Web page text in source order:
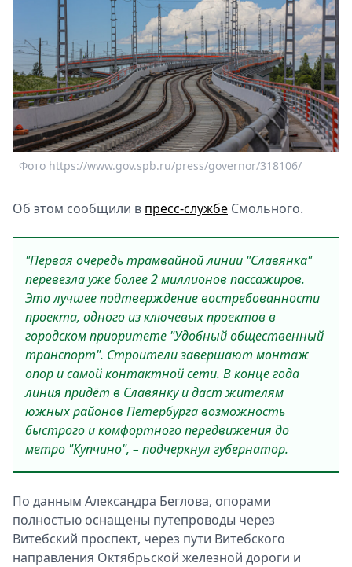
Metro
Стримы
Спецпроекты
Звезды
Выборы
2026
Скачай
Metro
Фото https://www.gov.spb.ru/press/governor/318106/
Об этом сообщили в пресс-службе Смольного.
"Первая очередь трамвайной линии "Славянка"
перевезла уже более 2 миллионов пассажиров.
Это лучшее подтверждение востребованности
проекта, одного из ключевых проектов в
городском приоритете "Удобный общественный
транспорт". Строители завершают монтаж
опор и самой контактной сети. В конце года
линия придёт в Славянку и даст жителям
южных районов Петербурга возможность
быстрого и комфортного передвижения до
метро "Купчино", – подчеркнул губернатор.
По данным Александра Беглова, опорами
полностью оснащены путепроводы через
Витебский проспект, через пути Витебского
направления Октябрьской железной дороги и